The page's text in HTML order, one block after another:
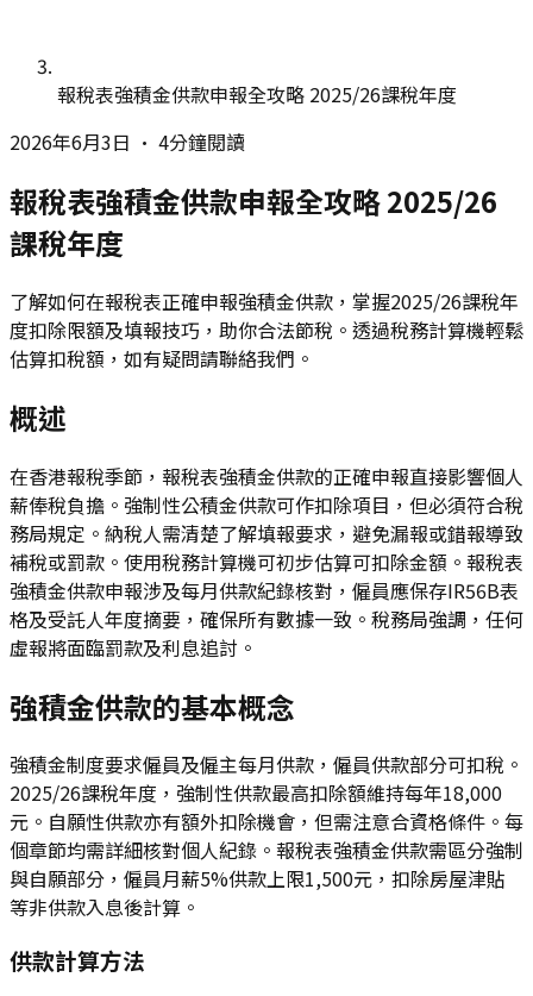
報稅表強積金供款申報全攻略 2025/26課稅年度
2026年6月3日 • 4分鐘閱讀
報稅表強積金供款申報全攻略 2025/26
課稅年度
了解如何在報稅表正確申報強積金供款，掌握2025/26課稅年
度扣除限額及填報技巧，助你合法節稅。透過稅務計算機輕鬆
估算扣稅額，如有疑問請聯絡我們。
概述
在香港報稅季節，報稅表強積金供款的正確申報直接影響個人
薪俸稅負擔。強制性公積金供款可作扣除項目，但必須符合稅
務局規定。納稅人需清楚了解填報要求，避免漏報或錯報導致
補稅或罰款。使用稅務計算機可初步估算可扣除金額。報稅表
強積金供款申報涉及每月供款紀錄核對，僱員應保存IR56B表
格及受託人年度摘要，確保所有數據一致。稅務局強調，任何
虛報將面臨罰款及利息追討。
強積金供款的基本概念
強積金制度要求僱員及僱主每月供款，僱員供款部分可扣稅。
2025/26課稅年度，強制性供款最高扣除額維持每年18,000
元。自願性供款亦有額外扣除機會，但需注意合資格條件。每
個章節均需詳細核對個人紀錄。報稅表強積金供款需區分強制
與自願部分，僱員月薪5%供款上限1,500元，扣除房屋津貼
等非供款入息後計算。
供款計算方法